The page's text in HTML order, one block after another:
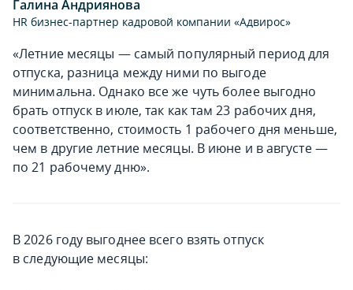
Галина Андриянова
HR бизнес-партнер кадровой компании «Адвирос»
«Летние месяцы — самый популярный период для
отпуска, разница между ними по выгоде
минимальна. Однако все же чуть более выгодно
брать отпуск в июле, так как там 23 рабочих дня,
соответственно, стоимость 1 рабочего дня меньше,
чем в другие летние месяцы. В июне и в августе —
по 21 рабочему дню».
В 2026 году выгоднее всего взять отпуск
в следующие месяцы: